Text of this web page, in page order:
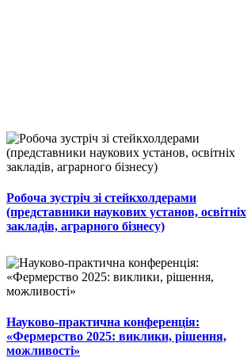
Робоча зустріч зі стейкхолдерами
(представники наукових установ, освітніх
закладів, аграрного бізнесу)
Науково-практична конференція:
«Фермерство 2025: виклики, рішення,
можливості»